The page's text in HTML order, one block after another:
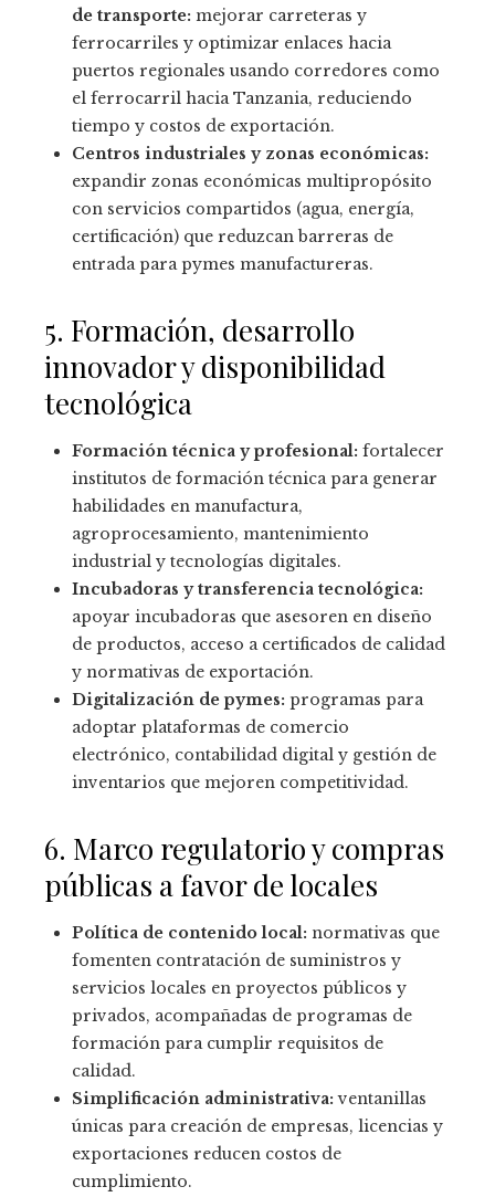
de transporte: mejorar carreteras y
ferrocarriles y optimizar enlaces hacia
puertos regionales usando corredores como
el ferrocarril hacia Tanzania, reduciendo
tiempo y costos de exportación.
Centros industriales y zonas económicas:
expandir zonas económicas multipropósito
con servicios compartidos (agua, energía,
certificación) que reduzcan barreras de
entrada para pymes manufactureras.
5. Formación, desarrollo
innovador y disponibilidad
tecnológica
Formación técnica y profesional: fortalecer
institutos de formación técnica para generar
habilidades en manufactura,
agroprocesamiento, mantenimiento
industrial y tecnologías digitales.
Incubadoras y transferencia tecnológica:
apoyar incubadoras que asesoren en diseño
de productos, acceso a certificados de calidad
y normativas de exportación.
Digitalización de pymes: programas para
adoptar plataformas de comercio
electrónico, contabilidad digital y gestión de
inventarios que mejoren competitividad.
6. Marco regulatorio y compras
públicas a favor de locales
Política de contenido local: normativas que
fomenten contratación de suministros y
servicios locales en proyectos públicos y
privados, acompañadas de programas de
formación para cumplir requisitos de
calidad.
Simplificación administrativa: ventanillas
únicas para creación de empresas, licencias y
exportaciones reducen costos de
cumplimiento.